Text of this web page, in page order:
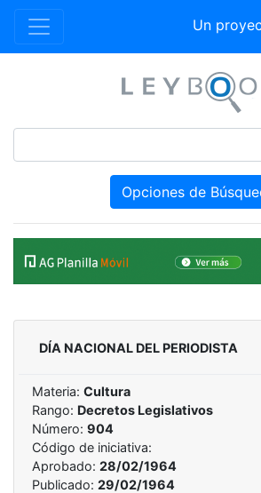
Un
Opciones de
DÍA NACIONAL DEL PERIODISTA
Materia: Cultura
Rango: Decretos Legislativos
Número: 904
Código de iniciativa:
Aprobado: 28/02/1964
Publicado: 29/02/1964